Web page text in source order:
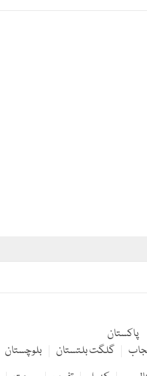
پاکستان
بلوچستان گلگت بلتستان